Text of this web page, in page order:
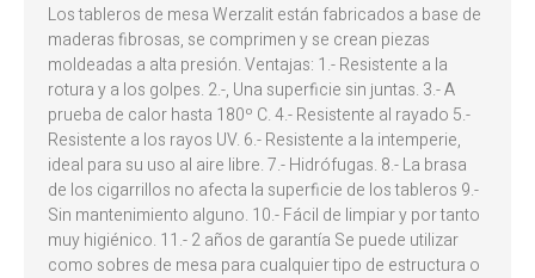
Los tableros de mesa Werzalit están fabricados a base de
maderas fibrosas, se comprimen y se crean piezas
moldeadas a alta presión. Ventajas: 1.- Resistente a la
rotura y a los golpes. 2.-, Una superficie sin juntas. 3.- A
prueba de calor hasta 180º C. 4.- Resistente al rayado 5.-
Resistente a los rayos UV. 6.- Resistente a la intemperie,
ideal para su uso al aire libre. 7.- Hidrófugas. 8.- La brasa
de los cigarrillos no afecta la superficie de los tableros 9.-
Sin mantenimiento alguno. 10.- Fácil de limpiar y por tanto
muy higiénico. 11.- 2 años de garantía Se puede utilizar
como sobres de mesa para cualquier tipo de estructura o